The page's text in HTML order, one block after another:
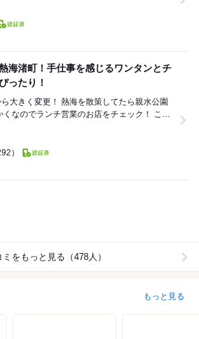
海渚町！手仕事を感じるワンタンとチ
ったり！
を散策してたら親水公園
）
ミをもっと見る（478人）
もっと見る